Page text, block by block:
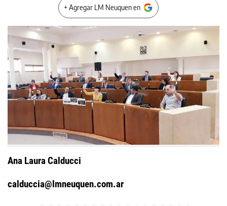
+ Agregar LM Neuquen en
Ana Laura Calducci
calduccia@lmneuquen.com.ar